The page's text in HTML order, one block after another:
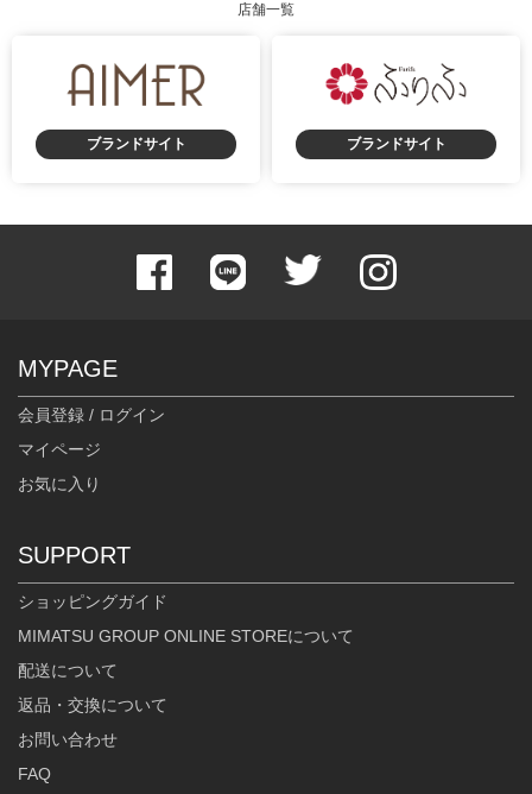
店舗一覧
ブランドサイト ブランドサイト
MYPAGE
会員登録 / ログイン
マイページ
お気に入り
SUPPORT
ショッピングガイド
MIMATSU GROUP ONLINE STOREについて
配送について
返品・交換について
お問い合わせ
FAQ